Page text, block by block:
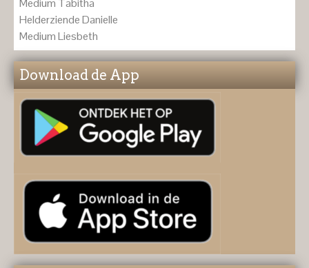
Medium Tabitha
Helderziende Danielle
Medium Liesbeth
Download de App